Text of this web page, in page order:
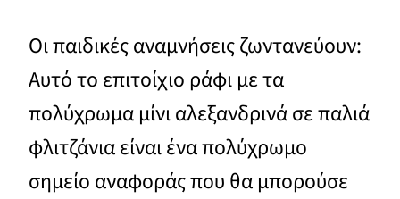
Οι παιδικές αναμνήσεις ζωντανεύουν:
Αυτό το επιτοίχιο ράφι με τα
πολύχρωμα μίνι αλεξανδρινά σε παλιά
φλιτζάνια είναι ένα πολύχρωμο
σημείο αναφοράς που θα μπορούσε